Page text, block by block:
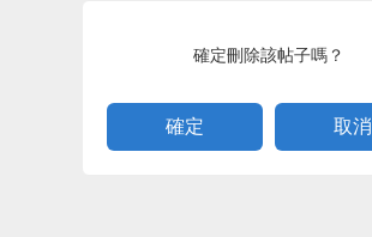
確定刪除該帖子嗎？
取消